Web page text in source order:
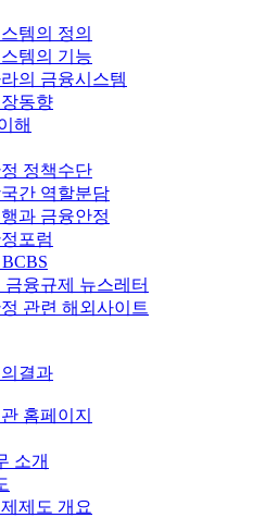
템의 정의
템의 기능
의 금융시스템
동향
해
정책수단
간 역할분담
과 금융안정
포럼
금융규제 뉴스레터
관련 해외사이트
결과
홈페이지
소개
제도 개요